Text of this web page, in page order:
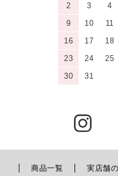
2
3 4
9
10 11
16
17 18
23
24 25
30
31
商品一覧 実店舗